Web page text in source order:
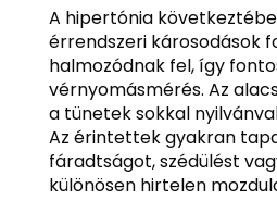
A hipertónia
érrendszeri károsodások
halmozódnak fel, így
vérnyomásmérés. Az
a tünetek sokkal
Az érintettek gyakran
fáradtságot, szédülést
különösen hirtelen